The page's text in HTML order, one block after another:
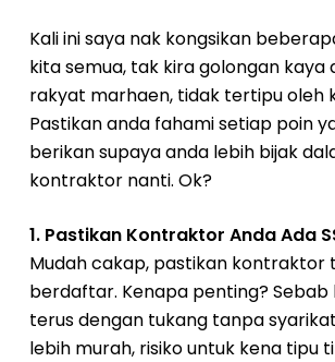
Kali ini saya nak kongsikan
kita semua, tak kira golongan kaya
rakyat marhaen, tidak tertipu oleh
Pastikan anda fahami setiap poin
berikan supaya anda lebih bijak
kontraktor nanti. Ok?
1. Pastikan Kontraktor Anda Ada
Mudah cakap, pastikan kontraktor
berdaftar. Kenapa penting? Sebab
terus dengan tukang tanpa
lebih murah, risiko untuk kena tipu